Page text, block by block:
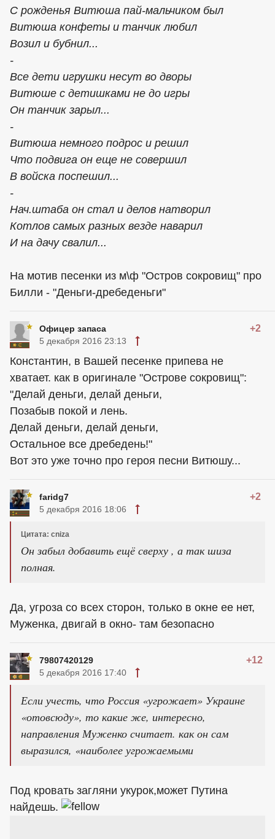
С рожденья Витюша пай-мальчиком был
Витюша конфеты и танчик любил
Возил и бубнил...
-
Все дети игрушки несут во дворы
Витюше с детишками не до игры
Он танчик зарыл...
-
Витюша немного подрос и решил
Что подвига он еще не совершил
В войска поспешил...
-
Нач.штаба он стал и делов натворил
Котлов самых разных везде наварил
И на дачу свалил...
На мотив песенки из м\ф "Остров сокровищ" про
Билли - "Деньги-дребеденьги"
Офицер запаса +2
5 декабря 2016 23:13
Константин, в Вашей песенке припева не
хватает. как в оригинале "Острове сокровищ":
"Делай деньги, делай деньги,
Позабыв покой и лень.
Делай деньги, делай деньги,
Остальное все дребедень!"
Вот это уже точно про героя песни Витюшу...
faridg7 +2
5 декабря 2016 18:06
Цитата: cniza
Он забыл добавить ещё сверху , а так шиза
полная.
Да, угроза со всех сторон, только в окне ее нет,
Муженка, двигай в окно- там безопасно
79807420129 +12
5 декабря 2016 17:40
Если учесть, что Россия «угрожает» Украине
«отовсюду», то какие же, интересно,
направления Муженко считает. как он сам
выразился, «наиболее угрожаемыми
Под кровать загляни укурок,может Путина
найдешь.